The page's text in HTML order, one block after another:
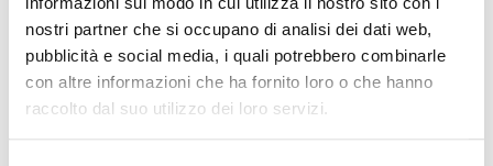
nostri partner che si occupano di analisi dei dati web,
pubblicità e social media, i quali potrebbero combinarle
con altre informazioni che ha fornito loro o che hanno
raccolto dal suo utilizzo dei loro servizi.